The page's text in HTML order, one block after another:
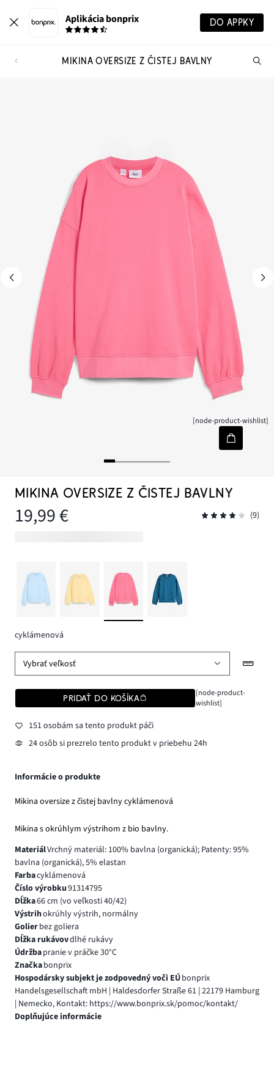
Aplikácia bonprix DO APPKY
MIKINA OVERSIZE Z ČISTEJ BAVLNY
[node-product-wishlist]
MIKINA OVERSIZE Z ČISTEJ BAVLNY
19,99 € (9)
cyklámenová
Vybrať veľkosť
PRIDAŤ DO KOŠÍKA
[node-product-
wishlist]
151 osobám sa tento produkt páči
24 osôb si prezrelo tento produkt v priebehu 24h
Informácie o produkte
Mikina oversize z čistej bavlny cyklámenová
Mikina s okrúhlym výstrihom z bio bavlny.
MateriálVrchný materiál: 100% bavlna (organická); Patenty: 95%
bavlna (organická), 5% elastan
Farbacyklámenová
Číslo výrobku91314795
Dĺžka66 cm (vo veľkosti 40/42)
Výstrihokrúhly výstrih, normálny
Golierbez goliera
Dĺžka rukávovdlhé rukávy
Údržbapranie v práčke 30°C
Značkabonprix
Hospodársky subjekt je zodpovedný voči EÚbonprix
Handelsgesellschaft mbH | Haldesdorfer Straße 61 | 22179 Hamburg
| Nemecko, Kontakt: https://www.bonprix.sk/pomoc/kontakt/
Doplňujúce informácie